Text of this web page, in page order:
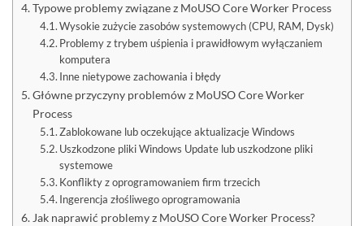
Typowe problemy związane z MoUSO Core Worker Process
Wysokie zużycie zasobów systemowych (CPU, RAM, Dysk)
Problemy z trybem uśpienia i prawidłowym wyłączaniem
komputera
Inne nietypowe zachowania i błędy
Główne przyczyny problemów z MoUSO Core Worker
Process
Zablokowane lub oczekujące aktualizacje Windows
Uszkodzone pliki Windows Update lub uszkodzone pliki
systemowe
Konflikty z oprogramowaniem firm trzecich
Ingerencja złośliwego oprogramowania
Jak naprawić problemy z MoUSO Core Worker Process?